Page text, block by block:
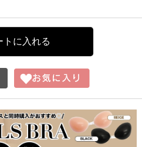
トに入れる